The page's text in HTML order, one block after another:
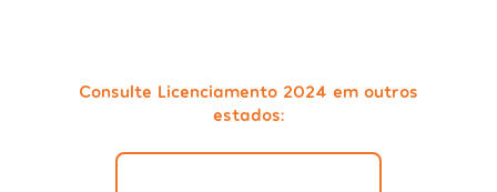
Consulte Licenciamento 2024 em outros
estados: